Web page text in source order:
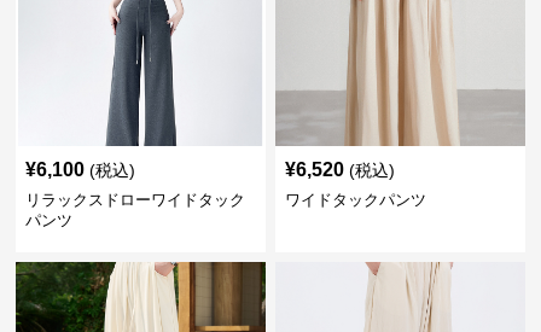
¥6,100 (税込)
リラックスドローワイドタック
パンツ
¥6,520 (税込)
ワイドタックパンツ